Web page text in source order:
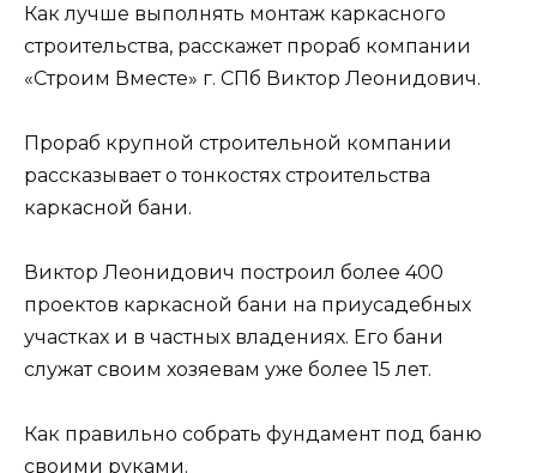
Как лучше выполнять монтаж каркасного
строительства, расскажет прораб компании
«Строим Вместе» г. СПб Виктор Леонидович.
Прораб крупной строительной компании
рассказывает о тонкостях строительства
каркасной бани.
Виктор Леонидович построил более 400
проектов каркасной бани на приусадебных
участках и в частных владениях. Его бани
служат своим хозяевам уже более 15 лет.
Как правильно собрать фундамент под баню
своими руками.